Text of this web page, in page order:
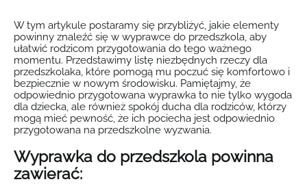
W tym artykule postaramy się przybliżyć, jakie elementy
powinny znaleźć się w wyprawce do przedszkola, aby
ułatwić rodzicom przygotowania do tego ważnego
momentu. Przedstawimy listę niezbędnych rzeczy dla
przedszkolaka, które pomogą mu poczuć się komfortowo i
bezpiecznie w nowym środowisku. Pamiętajmy, że
odpowiednio przygotowana wyprawka to nie tylko wygoda
dla dziecka, ale również spokój ducha dla rodziców, którzy
mogą mieć pewność, że ich pociecha jest odpowiednio
przygotowana na przedszkolne wyzwania.
Wyprawka do przedszkola powinna
zawierać: